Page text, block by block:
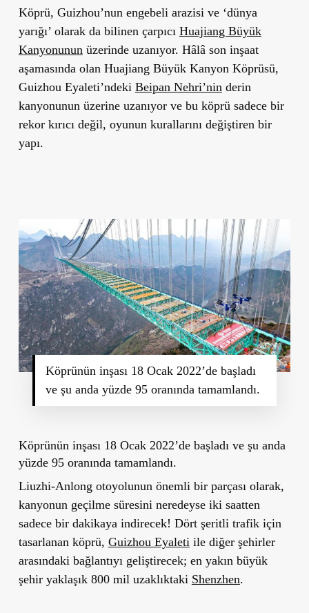
Köprü, Guizhou’nun engebeli arazisi ve ‘dünya
yarığı’ olarak da bilinen çarpıcı Huajiang Büyük
Kanyonunun üzerinde uzanıyor. Hâlâ son inşaat
aşamasında olan Huajiang Büyük Kanyon Köprüsü,
Guizhou Eyaleti’ndeki Beipan Nehri’nin derin
kanyonunun üzerine uzanıyor ve bu köprü sadece bir
rekor kırıcı değil, oyunun kurallarını değiştiren bir
yapı.
Köprünün inşası 18 Ocak 2022’de başladı
ve şu anda yüzde 95 oranında tamamlandı.
Köprünün inşası 18 Ocak 2022’de başladı ve şu anda
yüzde 95 oranında tamamlandı.
Liuzhi-Anlong otoyolunun önemli bir parçası olarak,
kanyonun geçilme süresini neredeyse iki saatten
sadece bir dakikaya indirecek! Dört şeritli trafik için
tasarlanan köprü, Guizhou Eyaleti ile diğer şehirler
arasındaki bağlantıyı geliştirecek; en yakın büyük
şehir yaklaşık 800 mil uzaklıktaki Shenzhen.